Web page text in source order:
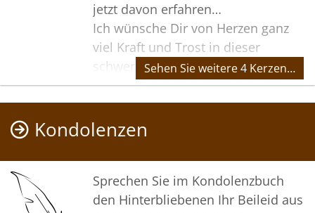
jetzt davon erfahren…
Ich wünsche Dir von Herzen ganz
viel Kraft und Trost in dieser
schweren Zeit
Christine
Sehen Sie weitere 4 Kerzen…
Kondolenzen
Sprechen Sie im Kondolenzbuch
den Hinterbliebenen Ihr Beileid aus